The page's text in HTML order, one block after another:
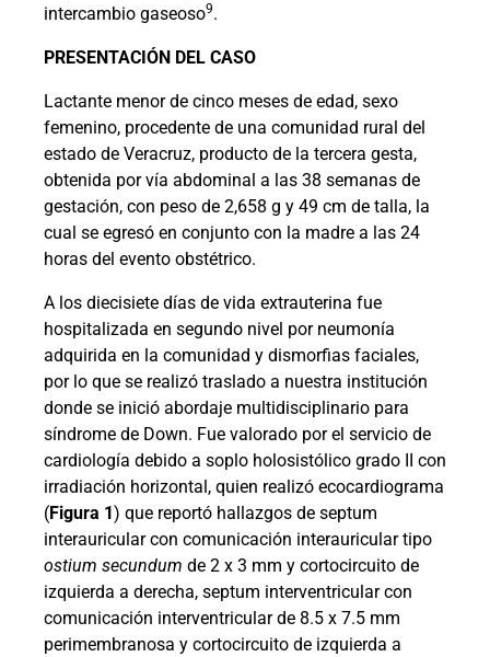
intercambio gaseoso9.
PRESENTACIÓN DEL CASO
Lactante menor de cinco meses de edad, sexo
femenino, procedente de una comunidad rural del
estado de Veracruz, producto de la tercera gesta,
obtenida por vía abdominal a las 38 semanas de
gestación, con peso de 2,658 g y 49 cm de talla, la
cual se egresó en conjunto con la madre a las 24
horas del evento obstétrico.
A los diecisiete días de vida extrauterina fue
hospitalizada en segundo nivel por neumonía
adquirida en la comunidad y dismorfias faciales,
por lo que se realizó traslado a nuestra institución
donde se inició abordaje multidisciplinario para
síndrome de Down. Fue valorado por el servicio de
cardiología debido a soplo holosistólico grado II con
irradiación horizontal, quien realizó ecocardiograma
(Figura 1) que reportó hallazgos de septum
interauricular con comunicación interauricular tipo
ostium secundum de 2 x 3 mm y cortocircuito de
izquierda a derecha, septum interventricular con
comunicación interventricular de 8.5 x 7.5 mm
perimembranosa y cortocircuito de izquierda a